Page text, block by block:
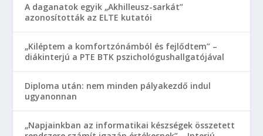
A daganatok egyik „Akhilleusz-sarkát”
azonosították az ELTE kutatói
„Kiléptem a komfortzónámból és fejlődtem” –
diákinterjú a PTE BTK pszichológushallgatójával
Diploma után: nem minden pályakezdő indul
ugyanonnan
„Napjainkban az informatikai készségek összetett